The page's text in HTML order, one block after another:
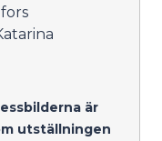
är
utställningen